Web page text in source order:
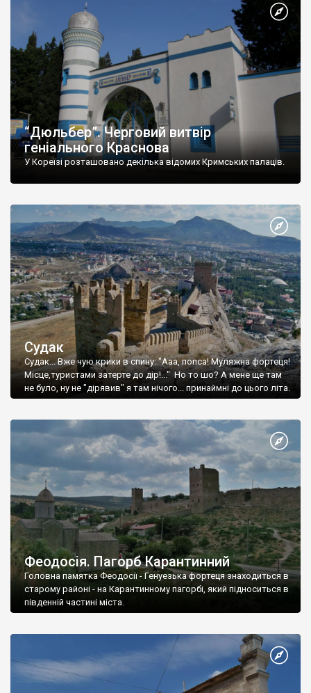
“Дюльбер”. Черговий витвір
геніального Краснова
У Кореїзі розташовано декілька відомих Кримських палаців.
Судак
Судак... Вже чую крики в спину: "Ааа, попса! Муляжна фортеця!
Місце,туристами затерте до дір!..." Но то шо? А мене ще там
не було, ну не "дірявив" я там нічого... принаймні до цього літа.
Феодосія. Пагорб Карантинний
Головна памятка Феодосії - Генуезька фортеця знаходиться в
старому районі - на Карантинному пагорбі, який підноситься в
південній частині міста.